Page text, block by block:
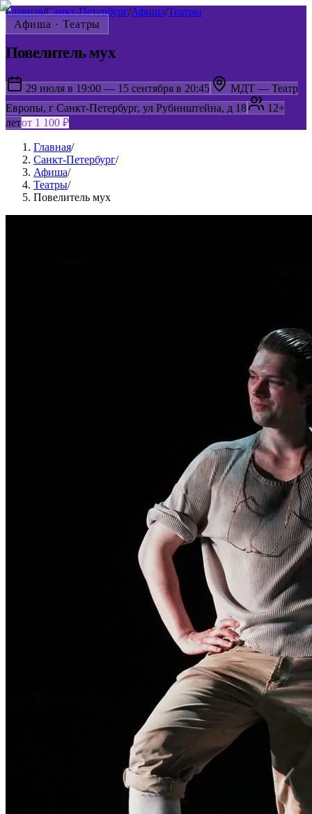
Главная/Санкт-Петербург/Афиша/Театры
Афиша · Театры
Повелитель мух
29 июля в 19:00 — 15 сентября в 20:45
МДТ — Театр
Европы, г Санкт-Петербург, ул Рубинштейна, д 18
12+
летот 1 100 ₽
Главная/
Санкт-Петербург/
Афиша/
Театры/
Повелитель мух